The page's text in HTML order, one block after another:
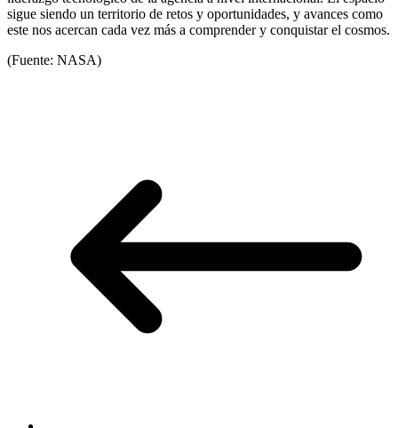
sigue siendo un territorio de retos y oportunidades, y avances como
este nos acercan cada vez más a comprender y conquistar el cosmos.
(Fuente: NASA)